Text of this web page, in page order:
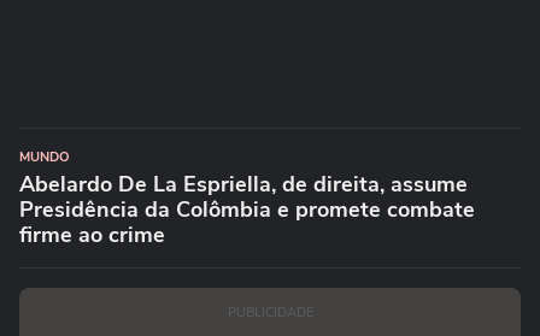
MUNDO
Abelardo De La Espriella, de direita, assume
Presidência da Colômbia e promete combate
firme ao crime
PUBLICIDADE